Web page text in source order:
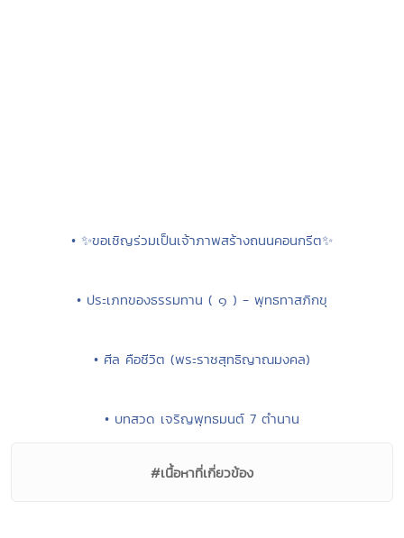
• ✨ขอเชิญร่วมเป็นเจ้าภาพสร้างถนนคอนกรีต✨
• ประเภทของธรรมทาน ( ๑ ) - พุทธทาสภิกขุ
• ศีล คือชีวิต (พระราชสุทธิญาณมงคล)
• บทสวด เจริญพุทธมนต์ 7 ตำนาน
#เนื้อหาที่เกี่ยวข้อง